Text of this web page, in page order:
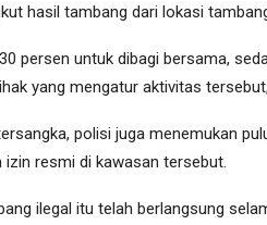
hasil tambang dari lokasi
persen untuk dibagi bersama,
yang mengatur aktivitas
polisi juga menemukan
resmi di kawasan tersebut.
ilegal itu telah berlangsung